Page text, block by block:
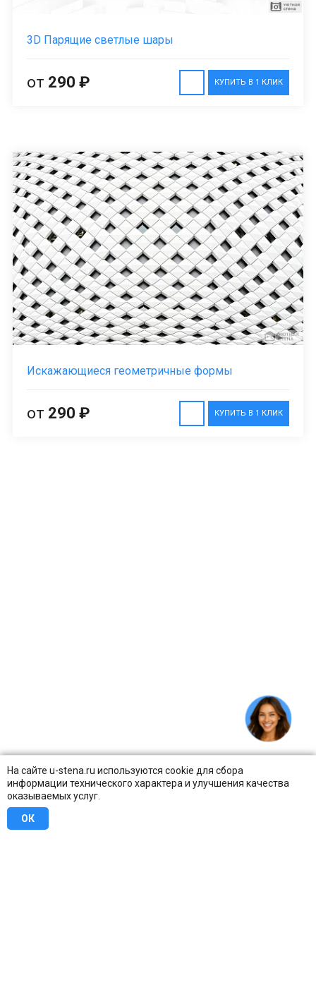
На сайте u-stena.ru используются cookie для сбора
информации технического характера и улучшения качества
оказываемых услуг.
ОК
3D Парящие светлые шары
КУПИТЬ В 1 КЛИК
от 290 ₽
Искажающиеся геометричные формы
КУПИТЬ В 1 КЛИК
от 290 ₽